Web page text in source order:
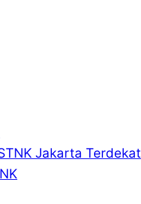
Jakarta Terdekat